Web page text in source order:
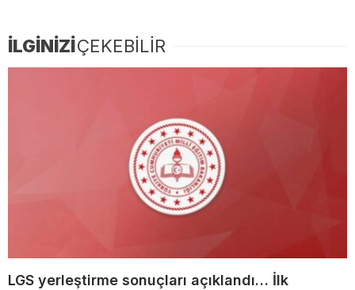
İLGİNİZİÇEKEBİLİR
LGS yerleştirme sonuçları açıklandı… İlk